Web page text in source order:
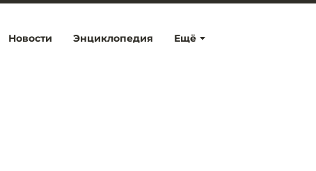
Ещё
Новости Энциклопедия